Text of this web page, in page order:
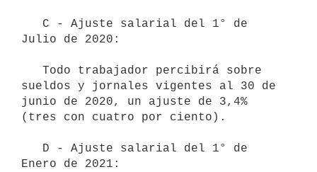
Julio de 2020:
sueldos y jornales vigentes al 30 de
junio de 2020, un ajuste de 3,4%
(tres con cuatro por ciento).
Enero de 2021: